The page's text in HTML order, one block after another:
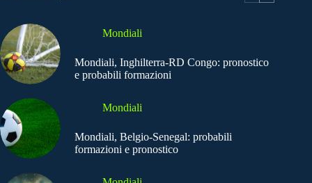
Mondiali
Mondiali, Inghilterra-RD Congo: pronostico
e probabili formazioni
Mondiali
Mondiali, Belgio-Senegal: probabili
formazioni e pronostico